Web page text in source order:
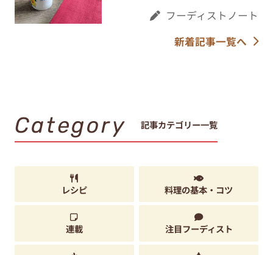
フーディストノート
新着記事一覧へ
Category 記事カテゴリー一覧
レシピ 料理の基本・コツ
連載 注目フーディスト